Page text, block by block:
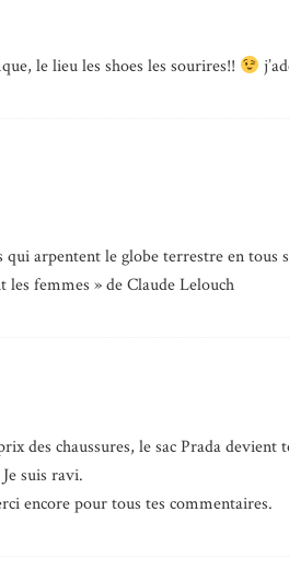
le lieu les shoes les sourires!!
qui arpentent le globe terrestre en
femmes » de Claude Lelouch
des chaussures, le sac Prada devient
suis ravi.
encore pour tous tes commentaires.